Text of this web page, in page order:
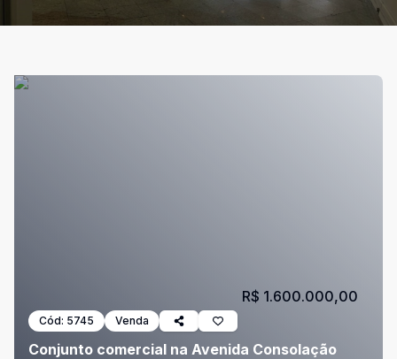
Cód: 5745 Venda
Conjunto comercial na Avenida Consolação
R$ 1.600.000,00